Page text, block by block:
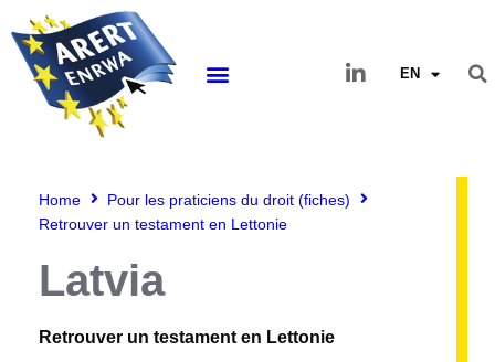
EN
Home
Pour les praticiens du droit (fiches)
Retrouver un testament en Lettonie
Latvia
Retrouver un testament en Lettonie